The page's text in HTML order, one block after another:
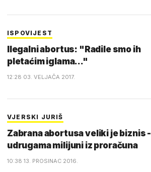
ISPOVIJEST
Ilegalni abortus: "Radile smo ih
pletaćim iglama..."
12:28 03. VELJAČA 2017.
VJERSKI JURIŠ
Zabrana abortusa veliki je biznis -
udrugama milijuni iz proračuna
10:38 13. PROSINAC 2016.